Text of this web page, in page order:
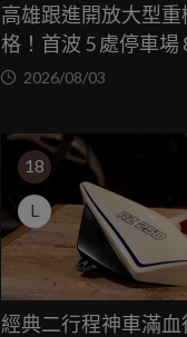
高雄跟進開放大型
格！首波 5 處停車場
2026/08/03
18
L
經典二行程神車滿血